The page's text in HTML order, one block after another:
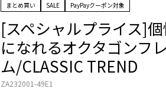
まとめ買い SALE PayPayクーポン対象
[スペシャルプライス]
になれるオクタゴンフ
ム/CLASSIC TREND
ZA232001-49E1